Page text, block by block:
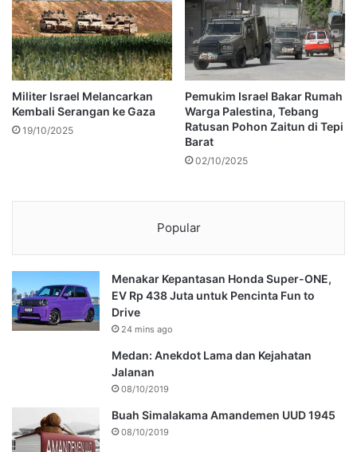
Militer Israel Melancarkan
Kembali Serangan ke Gaza
19/10/2025
Pemukim Israel Bakar Rumah
Warga Palestina, Tebang
Ratusan Pohon Zaitun di Tepi
Barat
02/10/2025
Popular
Menakar Kepantasan Honda Super-ONE,
EV Rp 438 Juta untuk Pencinta Fun to
Drive
24 mins ago
Medan: Anekdot Lama dan Kejahatan
Jalanan
08/10/2019
Buah Simalakama Amandemen UUD 1945
08/10/2019